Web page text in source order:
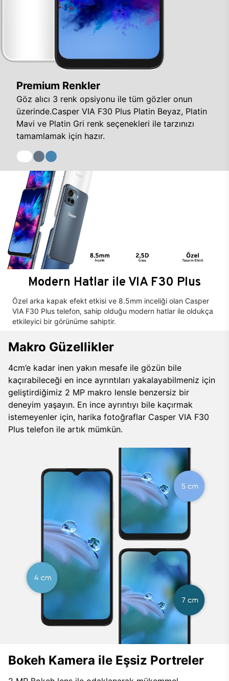
Premium Renkler
Göz alıcı 3 renk opsiyonu ile tüm gözler onun
üzerinde.Casper VIA F30 Plus Platin Beyaz, Platin
Mavi ve Platin Gri renk seçenekleri ile tarzınızı
tamamlamak için hazır.
Modern Hatlar ile VIA F30 Plus
Özel arka kapak efekt etkisi ve 8.5mm inceliği olan Casper
VIA F30 Plus telefon, sahip olduğu modern hatlar ile oldukça
etkileyici bir görünüme sahiptir.
Makro Güzellikler
4cm’e kadar inen yakın mesafe ile gözün bile
kaçırabileceği en ince ayrıntıları yakalayabilmeniz için
geliştirdiğimiz 2 MP makro lensle benzersiz bir
deneyim yaşayın. En ince ayrıntıyı bile kaçırmak
istemeyenler için, harika fotoğraflar Casper VIA F30
Plus telefon ile artık mümkün.
Bokeh Kamera ile Eşsiz Portreler